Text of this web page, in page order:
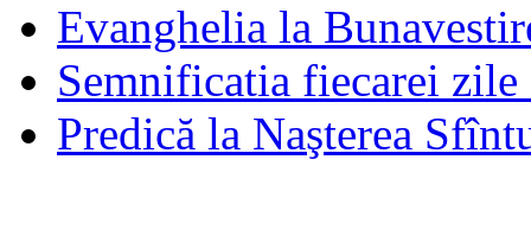
Evanghelia la
Semnificatia fiecarei
Predică la Naşterea